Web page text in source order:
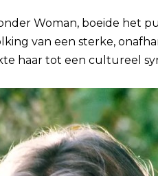
Woman, boeide het
van een sterke,
haar tot een cultureel